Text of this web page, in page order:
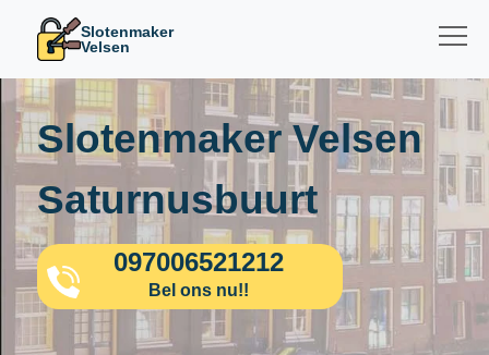
Slotenmaker
Velsen
Slotenmaker Velsen
Saturnusbuurt
097006521212
Bel ons nu!!